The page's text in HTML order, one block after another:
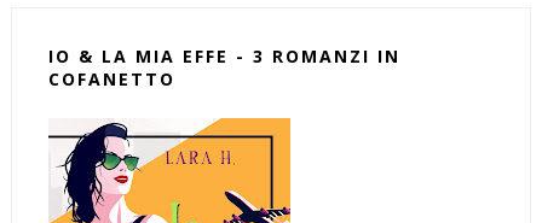
IO & LA MIA EFFE - 3 ROMANZI IN
COFANETTO